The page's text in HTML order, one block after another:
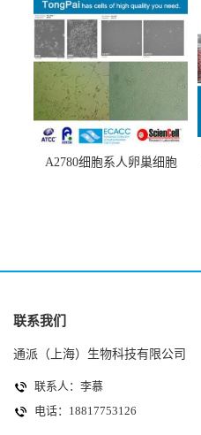
A2780细胞系人卵巢细胞
联系我们
通派（上海）生物科技有限公司
联系人：李慕
电话：18817753126